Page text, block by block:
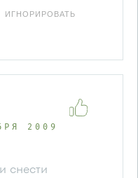
ИГНОРИРОВАТЬ
2009
снести